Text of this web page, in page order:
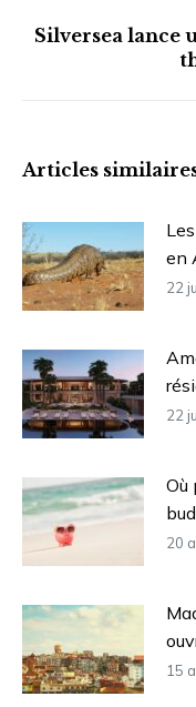
Silversea lance
Articles
en
22
22
Où
20
15